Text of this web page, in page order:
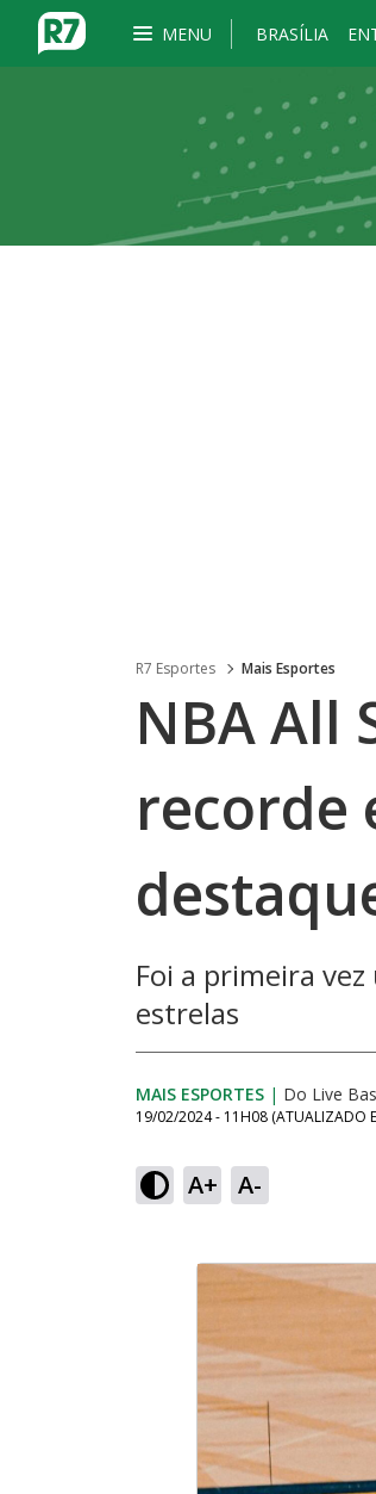
MENU BRASÍLIA
R7 Esportes Mais Esportes
NBA All
recorde
Foi a primeira
estrelas
MAIS ESPORTES | Do Live
19/02/2024 - 11H08 (ATUALIZADO
A+ A-